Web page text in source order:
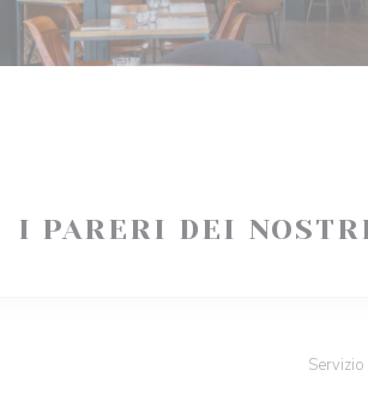
I PARERI DEI
Servizio